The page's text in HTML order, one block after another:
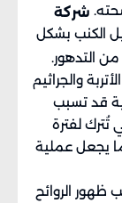
شركة
الكنب بشكل
التدهور.
والجراثيم
قد تسبب
تُترك لفترة
يجعل عملية
الروائح